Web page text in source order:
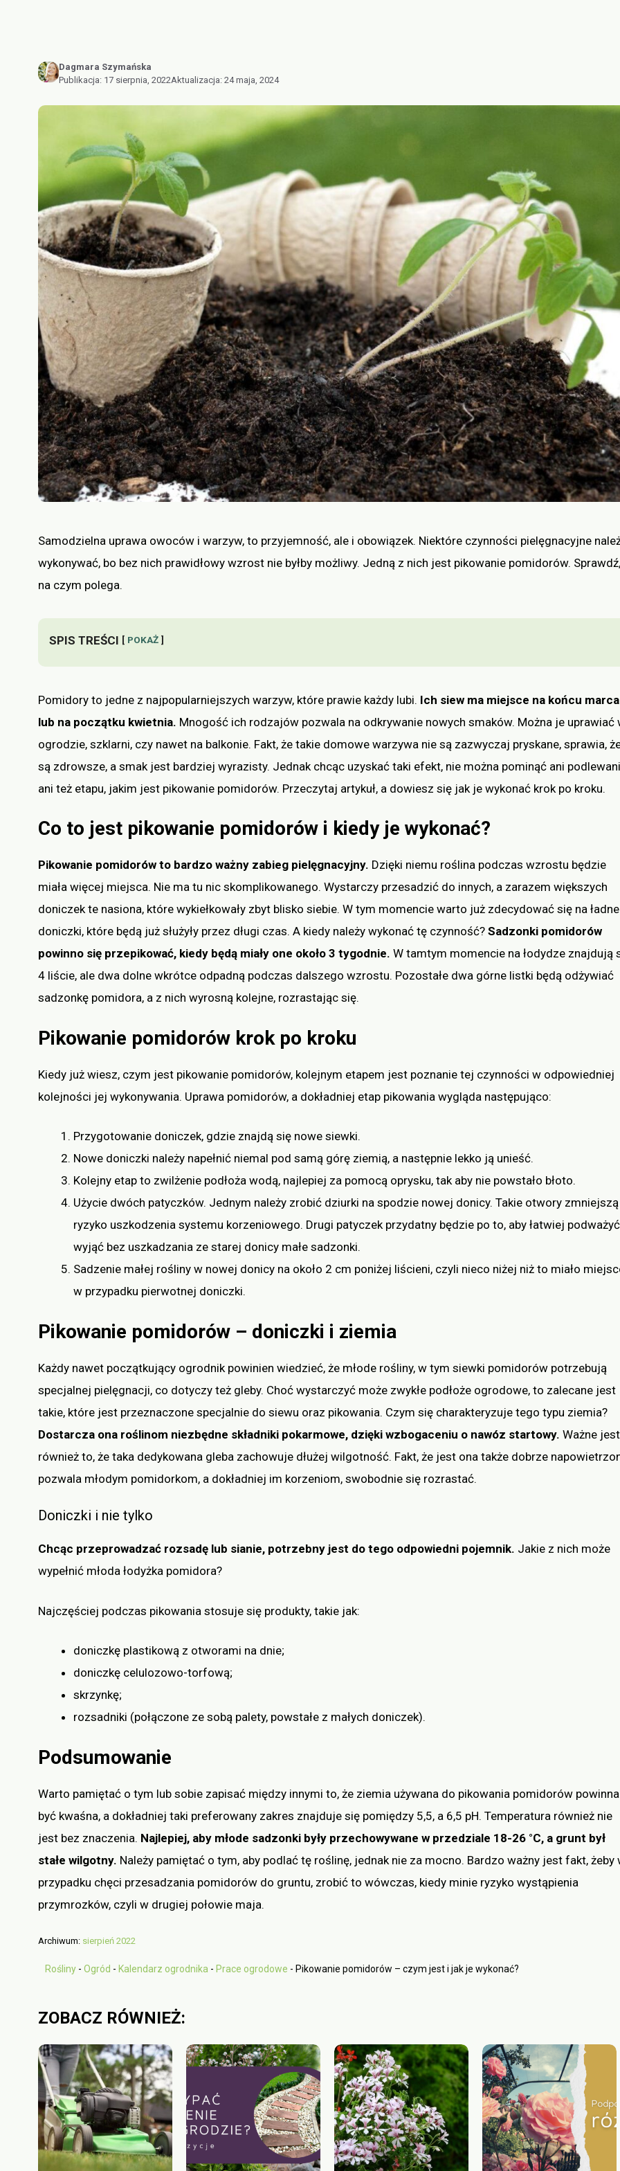
Dagmara Szymańska
Publikacja: 17 sierpnia, 2022Aktualizacja: 24 maja, 2024
Samodzielna uprawa owoców i warzyw, to przyjemność, ale i obowiązek. Niektóre czynności pielęgnacyjne
wykonywać, bo bez nich prawidłowy wzrost nie byłby możliwy. Jedną z nich jest pikowanie pomidorów. Sprawdź,
na czym polega.
SPIS TREŚCI POKAŻ
Pomidory to jedne z najpopularniejszych warzyw, które prawie każdy lubi. Ich siew ma miejsce na końcu marca
lub na początku kwietnia. Mnogość ich rodzajów pozwala na odkrywanie nowych smaków. Można je uprawiać
ogrodzie, szklarni, czy nawet na balkonie. Fakt, że takie domowe warzywa nie są zazwyczaj pryskane, sprawia,
są zdrowsze, a smak jest bardziej wyrazisty. Jednak chcąc uzyskać taki efekt, nie można pominąć ani
ani też etapu, jakim jest pikowanie pomidorów. Przeczytaj artykuł, a dowiesz się jak je wykonać krok po kroku.
Co to jest pikowanie pomidorów i kiedy je wykonać?
Pikowanie pomidorów to bardzo ważny zabieg pielęgnacyjny. Dzięki niemu roślina podczas wzrostu będzie
miała więcej miejsca. Nie ma tu nic skomplikowanego. Wystarczy przesadzić do innych, a zarazem większych
doniczek te nasiona, które wykiełkowały zbyt blisko siebie. W tym momencie warto już zdecydować się na ładne
doniczki, które będą już służyły przez długi czas. A kiedy należy wykonać tę czynność? Sadzonki pomidorów
powinno się przepikować, kiedy będą miały one około 3 tygodnie. W tamtym momencie na łodydze znajdują
4 liście, ale dwa dolne wkrótce odpadną podczas dalszego wzrostu. Pozostałe dwa górne listki będą odżywiać
sadzonkę pomidora, a z nich wyrosną kolejne, rozrastając się.
Pikowanie pomidorów krok po kroku
Kiedy już wiesz, czym jest pikowanie pomidorów, kolejnym etapem jest poznanie tej czynności w odpowiedniej
kolejności jej wykonywania. Uprawa pomidorów, a dokładniej etap pikowania wygląda następująco:
Przygotowanie doniczek, gdzie znajdą się nowe siewki.
Nowe doniczki należy napełnić niemal pod samą górę ziemią, a następnie lekko ją unieść.
Kolejny etap to zwilżenie podłoża wodą, najlepiej za pomocą oprysku, tak aby nie powstało błoto.
Użycie dwóch patyczków. Jednym należy zrobić dziurki na spodzie nowej donicy. Takie otwory zmniejszą
ryzyko uszkodzenia systemu korzeniowego. Drugi patyczek przydatny będzie po to, aby łatwiej
wyjąć bez uszkadzania ze starej donicy małe sadzonki.
Sadzenie małej rośliny w nowej donicy na około 2 cm poniżej liścieni, czyli nieco niżej niż to miało
w przypadku pierwotnej doniczki.
Pikowanie pomidorów – doniczki i ziemia
Każdy nawet początkujący ogrodnik powinien wiedzieć, że młode rośliny, w tym siewki pomidorów potrzebują
specjalnej pielęgnacji, co dotyczy też gleby. Choć wystarczyć może zwykłe podłoże ogrodowe, to zalecane jest
takie, które jest przeznaczone specjalnie do siewu oraz pikowania. Czym się charakteryzuje tego typu ziemia?
Dostarcza ona roślinom niezbędne składniki pokarmowe, dzięki wzbogaceniu o nawóz startowy. Ważne jest
również to, że taka dedykowana gleba zachowuje dłużej wilgotność. Fakt, że jest ona także dobrze
pozwala młodym pomidorkom, a dokładniej im korzeniom, swobodnie się rozrastać.
Doniczki i nie tylko
Chcąc przeprowadzać rozsadę lub sianie, potrzebny jest do tego odpowiedni pojemnik. Jakie z nich może
wypełnić młoda łodyżka pomidora?
Najczęściej podczas pikowania stosuje się produkty, takie jak:
doniczkę plastikową z otworami na dnie;
doniczkę celulozowo-torfową;
skrzynkę;
rozsadniki (połączone ze sobą palety, powstałe z małych doniczek).
Podsumowanie
Warto pamiętać o tym lub sobie zapisać między innymi to, że ziemia używana do pikowania pomidorów powinna
być kwaśna, a dokładniej taki preferowany zakres znajduje się pomiędzy 5,5, a 6,5 pH. Temperatura również nie
jest bez znaczenia. Najlepiej, aby młode sadzonki były przechowywane w przedziale 18-26 °C, a grunt był
stałe wilgotny. Należy pamiętać o tym, aby podlać tę roślinę, jednak nie za mocno. Bardzo ważny jest fakt, żeby
przypadku chęci przesadzania pomidorów do gruntu, zrobić to wówczas, kiedy minie ryzyko wystąpienia
przymrozków, czyli w drugiej połowie maja.
Archiwum: sierpień 2022
Rośliny - Ogród - Kalendarz ogrodnika - Prace ogrodowe - Pikowanie pomidorów – czym jest i jak je wykonać?
ZOBACZ RÓWNIEŻ: